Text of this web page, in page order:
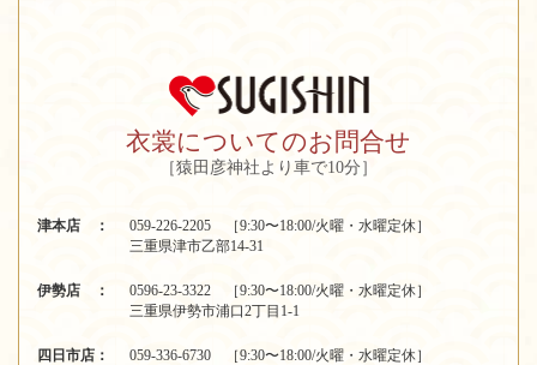
衣裳についてのお問合せ
［猿田彦神社より車で10分］
津本店 ：
059-226-2205 ［9:30〜18:00/火曜・水曜定休］
三重県津市乙部14-31
伊勢店 ：
0596-23-3322 ［9:30〜18:00/火曜・水曜定休］
三重県伊勢市浦口2丁目1-1
四日市店：
059-336-6730 ［9:30〜18:00/火曜・水曜定休］